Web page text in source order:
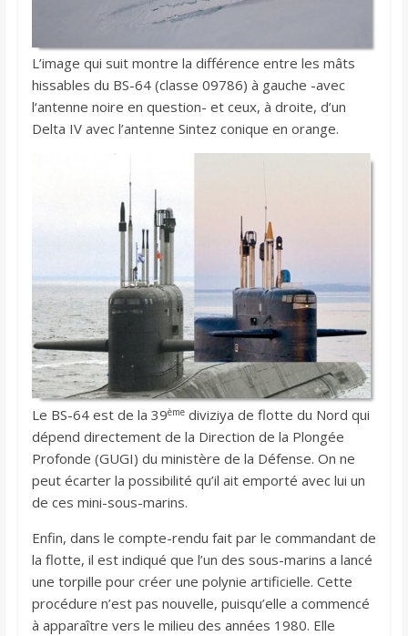
L’image qui suit montre la différence entre les mâts
hissables du BS-64 (classe 09786) à gauche -avec
l‘antenne noire en question- et ceux, à droite, d’un
Delta IV avec l’antenne Sintez conique en orange.
Le BS-64 est de la 39èmediviziya de flotte du Nord qui
dépend directement de la Direction de la Plongée
Profonde (GUGI) du ministère de la Défense. On ne
peut écarter la possibilité qu’il ait emporté avec lui un
de ces mini-sous-marins.
Enfin, dans le compte-rendu fait par le commandant de
la flotte, il est indiqué que l’un des sous-marins a lancé
une torpille pour créer une polynie artificielle. Cette
procédure n’est pas nouvelle, puisqu’elle a commencé
à apparaître vers le milieu des années 1980. Elle